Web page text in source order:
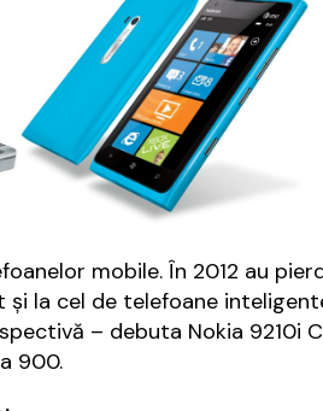
mobile. În 2012 au
la cel de telefoane
– debuta Nokia 9210i
900.